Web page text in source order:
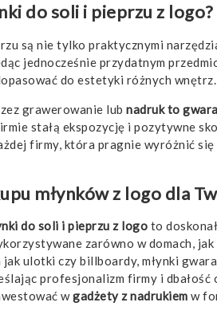
do soli i pieprzu z logo?
są nie tylko praktycznymi
jednocześnie przydatnym
do estetyki różnych wnętrz.
grawerowanie lub nadruk to
stałą ekspozycję i pozytywne
firmy, która pragnie wyróżnić
młynków z logo dla
do soli i pieprzu z logo to
zarówno w domach,
ulotki czy billboardy, młynki
profesjonalizm firmy i
wgadżety z nadrukiem w